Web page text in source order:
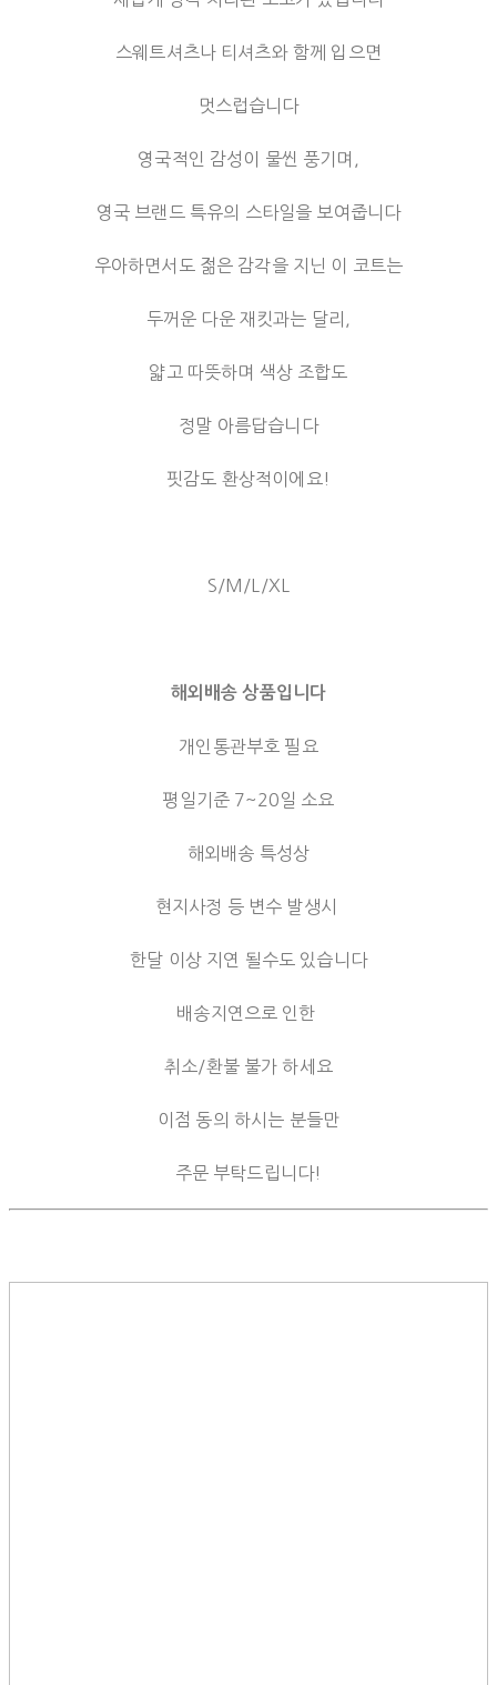
스웨트셔츠나 티셔츠와 함께 입으면
멋스럽습니다
영국적인 감성이 물씬 풍기며,
영국 브랜드 특유의 스타일을 보여줍니다
우아하면서도 젊은 감각을 지닌 이 코트는
두꺼운 다운 재킷과는 달리,
얇고 따뜻하며 색상 조합도
정말 아름답습니다
핏감도 환상적이에요!
S/M/L/XL
해외배송 상품입니다
개인통관부호 필요
평일기준 7~20일 소요
해외배송 특성상
현지사정 등 변수 발생시
한달 이상 지연 될수도 있습니다
배송지연으로 인한
취소/환불 불가 하세요
이점 동의 하시는 분들만
주문 부탁드립니다!